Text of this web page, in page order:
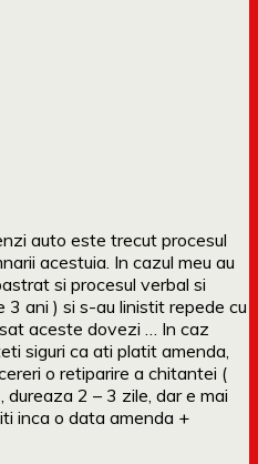
auto este trecut procesul
acestuia. In cazul meu au
si procesul verbal si
3 ani ) si s-au linistit repede cu
aceste dovezi … In caz
siguri ca ati platit amenda,
o retiparire a chitantei (
2 – 3 zile, dar e mai
inca o data amenda +